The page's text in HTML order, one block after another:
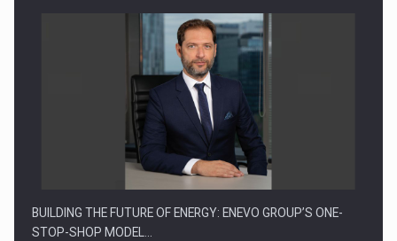
BUILDING THE FUTURE OF ENERGY: ENEVO GROUP’S ONE-
STOP-SHOP MODEL…